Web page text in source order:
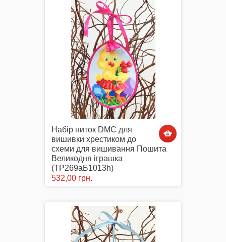
Набір ниток DMC для
вишивки хрестиком до
схеми для вишивання Пошита
Великодня іграшка
(ТР269аБ1013h)
532,00 грн.